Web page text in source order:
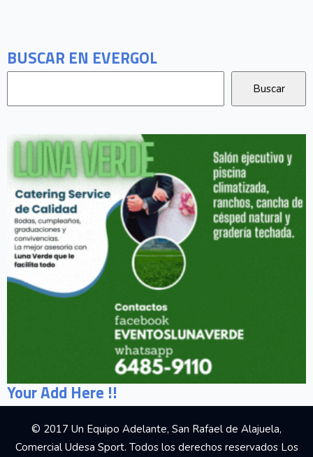
BUSCAR EN EVERGOL
Your Add Here !!
© 2017 Un Equipo Adelante, San Rafael de Alajuela,
Comercial Udesa Sport. Todos los derechos reservados Los